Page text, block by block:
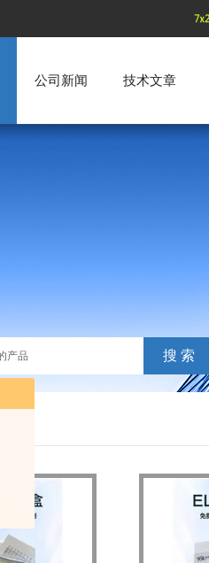
公司新闻 技术文章